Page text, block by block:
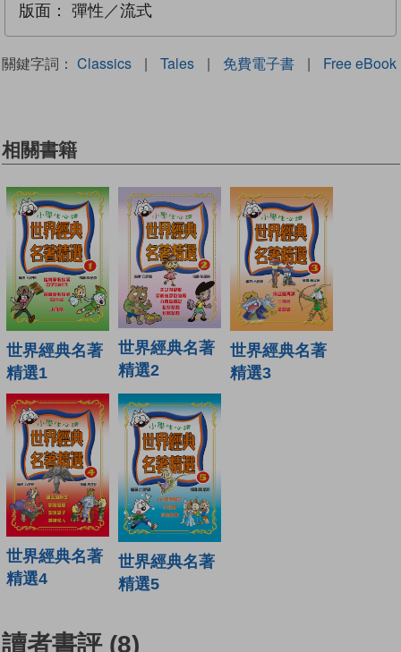
版面： 彈性／流式
關鍵字詞： Classics | Tales | 免費電子書 | Free eBook
相關書籍
世界經典名著
精選1
世界經典名著
精選2
世界經典名著
精選3
世界經典名著
精選4
世界經典名著
精選5
讀者書評 (8)